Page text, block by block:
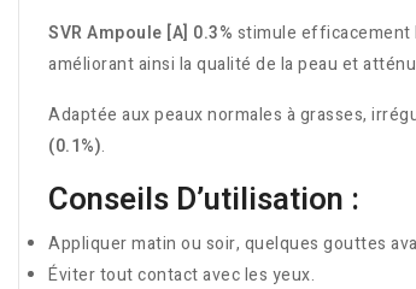
SVR Ampoule [A] 0.3% stimule efficacement
améliorant ainsi la qualité de la peau et
Adaptée aux peaux normales à grasses,
(0.1%).
Conseils D’utilisation :
Appliquer matin ou soir, quelques gouttes
Éviter tout contact avec les yeux.